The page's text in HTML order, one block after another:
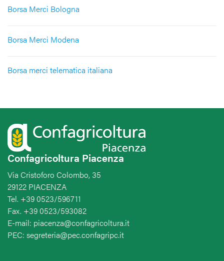
Borsa Merci Bologna
Borsa Merci Modena
Borsa merci telematica italiana
Confagricoltura Piacenza
Via Cristoforo Colombo, 35
29122 PIACENZA
Tel. +39 0523/596711
Fax. +39 0523/593082
E-mail: piacenza@confagricoltura.it
PEC: segreteria@pec.confagripc.it